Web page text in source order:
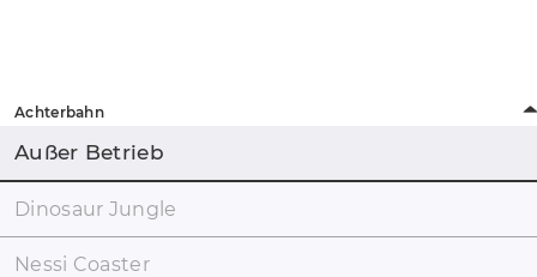
Achterbahn
Außer Betrieb
Dinosaur Jungle
Nessi Coaster